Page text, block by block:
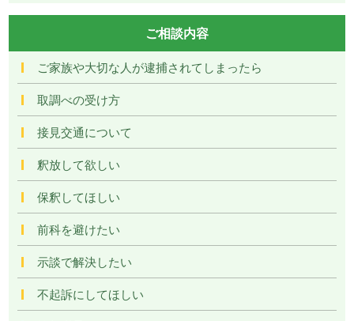
ご相談内容
ご家族や大切な人が逮捕されてしまったら
取調べの受け方
接見交通について
釈放して欲しい
保釈してほしい
前科を避けたい
示談で解決したい
不起訴にしてほしい